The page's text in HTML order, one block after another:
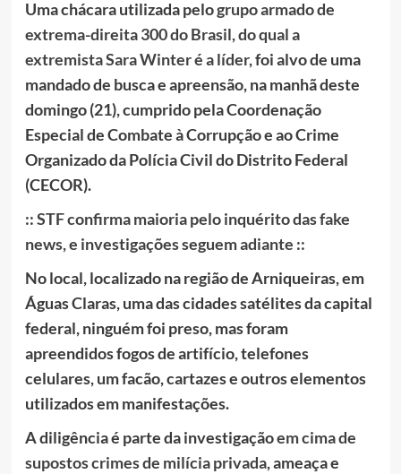
Uma chácara utilizada pelogrupo armado de
extrema-direita 300 do Brasil, do qual a
extremista Sara Winter é a líder, foi alvo de uma
mandado de busca e apreensão, na manhã deste
domingo (21), cumprido pela Coordenação
Especial de Combate à Corrupção e ao Crime
Organizado da Polícia Civil do Distrito Federal
(CECOR).
:: STF confirma maioria pelo inquérito das fake
news, e investigações seguem adiante ::
No local, localizado na região de Arniqueiras, em
Águas Claras, uma das cidades satélites da capital
federal, ninguém foi preso, mas foram
apreendidos fogos de artifício, telefones
celulares, um facão, cartazes e outros elementos
utilizados em manifestações.
A diligência é parte da investigaçãoem cima de
supostos crimes de milícia privada, ameaça e